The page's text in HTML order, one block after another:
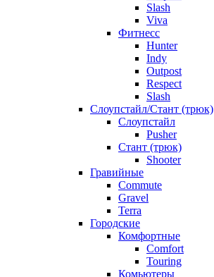
Slash
Viva
Фитнесс
Hunter
Indy
Outpost
Respect
Slash
Слоупстайл/Стант (трюк)
Слоупстайл
Pusher
Стант (трюк)
Shooter
Гравийные
Commute
Gravel
Terra
Городские
Комфортные
Comfort
Touring
Комьютеры